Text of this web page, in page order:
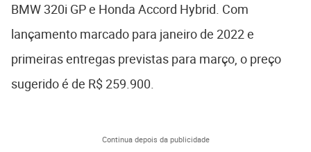
BMW 320i GP e Honda Accord Hybrid. Com
lançamento marcado para janeiro de 2022 e
primeiras entregas previstas para março, o preço
sugerido é de R$ 259.900.
Continua depois da publicidade